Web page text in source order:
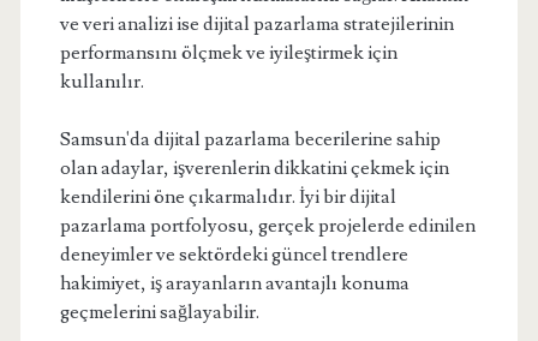
ve veri analizi ise dijital pazarlama stratejilerinin
performansını ölçmek ve iyileştirmek için
kullanılır.
Samsun'da dijital pazarlama becerilerine sahip
olan adaylar, işverenlerin dikkatini çekmek için
kendilerini öne çıkarmalıdır. İyi bir dijital
pazarlama portfolyosu, gerçek projelerde edinilen
deneyimler ve sektördeki güncel trendlere
hakimiyet, iş arayanların avantajlı konuma
geçmelerini sağlayabilir.